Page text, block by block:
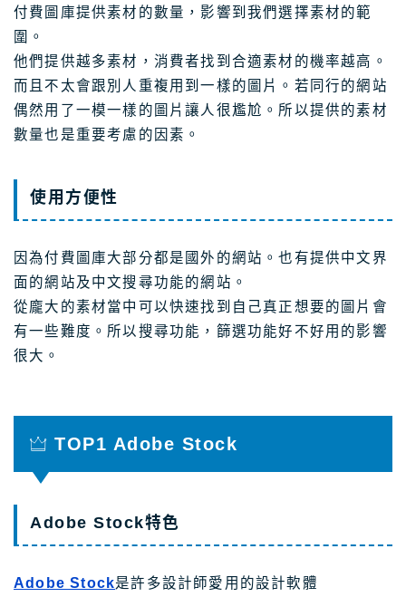
付費圖庫提供素材的數量，影響到我們選擇素材的範
圍。
他們提供越多素材，消費者找到合適素材的機率越高。
而且不太會跟別人重複用到一樣的圖片。若同行的網站
偶然用了一模一樣的圖片讓人很尷尬。所以提供的素材
數量也是重要考慮的因素。
使用方便性
因為付費圖庫大部分都是國外的網站。也有提供中文界
面的網站及中文搜尋功能的網站。
從龐大的素材當中可以快速找到自己真正想要的圖片會
有一些難度。所以搜尋功能，篩選功能好不好用的影響
很大。
TOP1 Adobe Stock
Adobe Stock特色
Adobe Stock是許多設計師愛用的設計軟體